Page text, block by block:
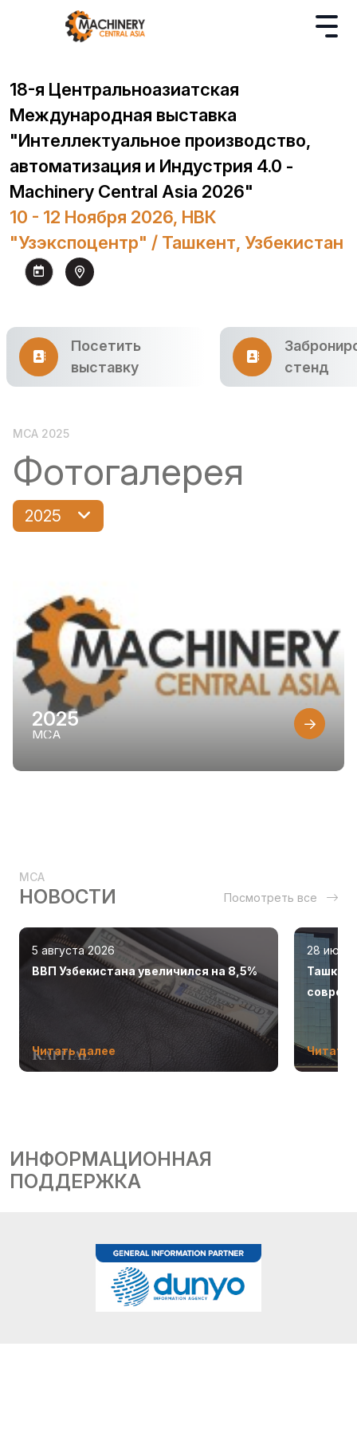
18-я Центральноазиатская
Международная выставка
"Интеллектуальное производство,
автоматизация и Индустрия 4.0 -
Machinery Central Asia 2026"
10 - 12 Ноября 2026, НВК
"Узэкспоцентр" / Ташкент, Узбекистан
Посетить
выставку
стенд
MCA 2025
Фотогалерея
2025
2025
MCA
MCA
НОВОСТИ Посмотреть все
5 августа 2026
ВВП Узбекистана увеличился на 8,5%
Читать далее
28 июля
Читать
ИНФОРМАЦИОННАЯ
ПОДДЕРЖКА